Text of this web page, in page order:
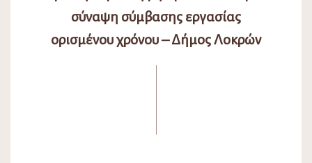
σύναψη σύμβασης εργασίας
ορισμένου χρόνου – Δήμος Λοκρών